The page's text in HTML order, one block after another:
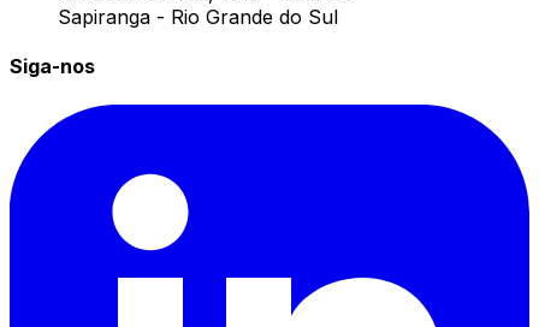
Sapiranga - Rio Grande do Sul
Siga-nos